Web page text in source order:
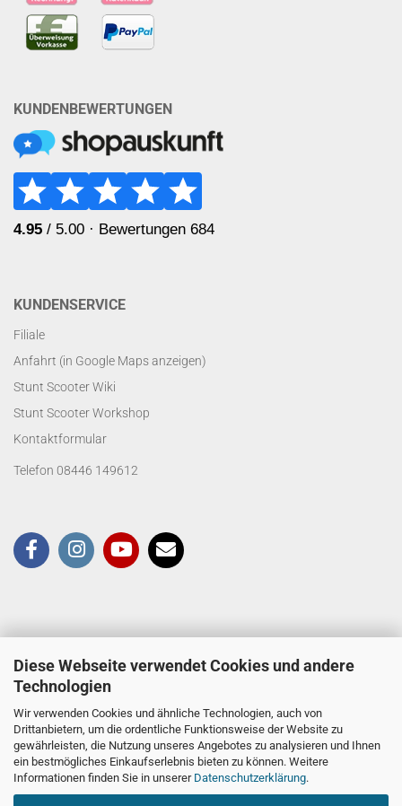
Diese Webseite verwendet Cookies und andere
Technologien
Wir verwenden Cookies und ähnliche Technologien, auch von
Drittanbietern, um die ordentliche Funktionsweise der Website zu
gewährleisten, die Nutzung unseres Angebotes zu analysieren und Ihnen
ein bestmögliches Einkaufserlebnis bieten zu können. Weitere
Informationen finden Sie in unserer Datenschutzerklärung.
KUNDENBEWERTUNGEN
KUNDENSERVICE
Filiale
Anfahrt (in Google Maps anzeigen)
Stunt Scooter Wiki
Stunt Scooter Workshop
Kontaktformular
Telefon 08446 149612